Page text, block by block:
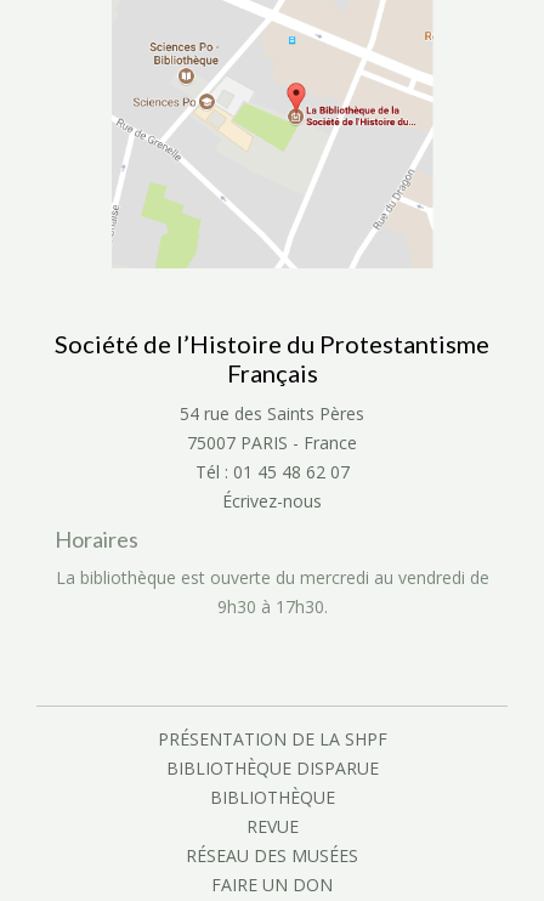
Société de l’Histoire du Protestantisme
Français
54 rue des Saints Pères
75007 PARIS - France
Tél : 01 45 48 62 07
Écrivez-nous
Horaires
La bibliothèque est ouverte du mercredi au vendredi de
9h30 à 17h30.
PRÉSENTATION DE LA SHPF
BIBLIOTHÈQUE DISPARUE
BIBLIOTHÈQUE
REVUE
RÉSEAU DES MUSÉES
FAIRE UN DON